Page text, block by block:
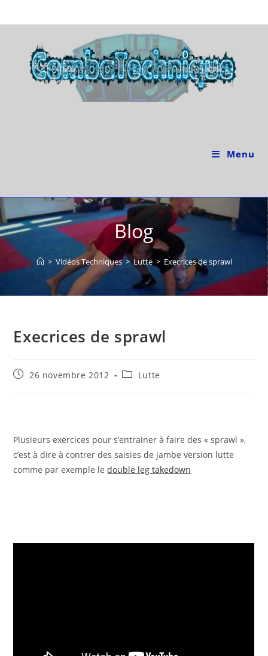
to
Menu
Blog
> Vidéos Techniques > Lutte > Execrices de sprawl
Execrices de sprawl
Publication
26 novembre 2012
PostLutte
Plusieurs exercices pour s’entrainer à faire des « sprawl »,
c’est à dire à contrer des saisies de jambe version lutte
comme par exemple ledouble leg takedown